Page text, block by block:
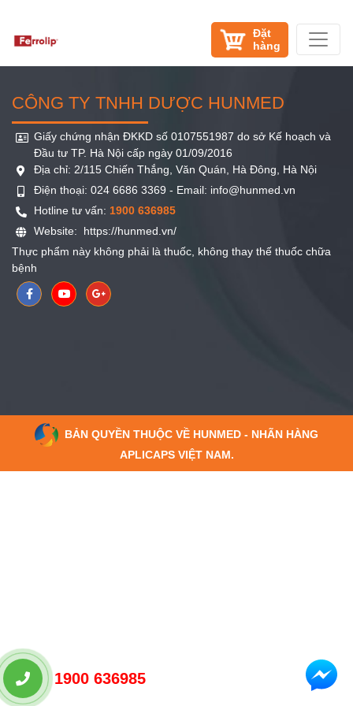
Đặt
hàng
CÔNG TY TNHH DƯỢC HUNMED
Giấy chứng nhận ĐKKD số 0107551987 do sở Kế hoạch và
Đầu tư TP. Hà Nội cấp ngày 01/09/2016
Địa chỉ: 2/115 Chiến Thắng, Văn Quán, Hà Đông, Hà Nội
Điện thoại: 024 6686 3369 - Email: info@hunmed.vn
Hotline tư vấn: 1900 636985
Website:
https://hunmed.vn/
Thực phẩm này không phải là thuốc, không thay thế thuốc chữa
bệnh
BẢN QUYỀN THUỘC VỀ HUNMED - NHÃN HÀNG
APLICAPS VIỆT NAM.
1900 636985